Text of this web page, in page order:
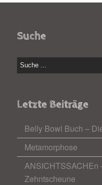
Suche
Letzte Beiträge
Belly Bowl Buch –
Metamorphose
ANSICHTSSACHEn
Zehntscheune